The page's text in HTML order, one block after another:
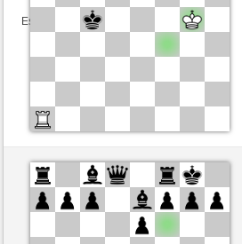
Esta partida es por puntos
Negras
Roland52 (1362) (-21)
Blancas
MuratYildiz (1249) (+21)
Tiempo: 5 minutes/side + 0 seconds/move